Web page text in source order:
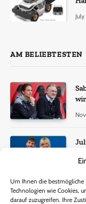
Um Ihnen die bestmögliche
Technologien wie Cookies,
darauf zuzugreifen. Ihre
AM BELIEBTESTEN